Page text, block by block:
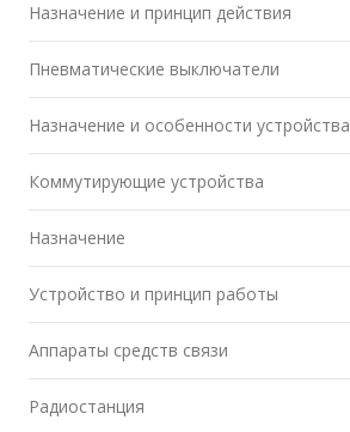
Назначение и принцип действия
Пневматические выключатели
Назначение и особенности устройства
Коммутирующие устройства
Назначение
Устройство и принцип работы
Аппараты средств связи
Радиостанция